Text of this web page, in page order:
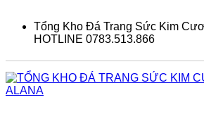
content
Tổng Kho Đá Trang Sức Kim
HOTLINE 0783.513.866